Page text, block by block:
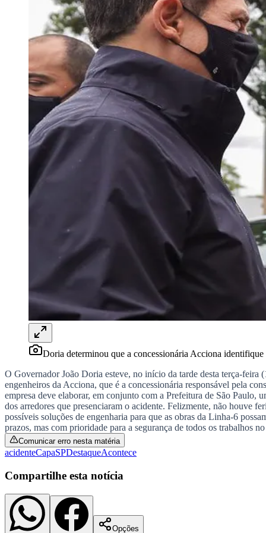
Publicidade Legal
Negócios Regionais
Turismo
Segurança Regional
Hospitais Estaduais
Parques & Represas
Cidades da Região
Santana de ParnaíbaOsasco CarapicuíbaJandira
Pirapora
Para Sua Empresa
Anuncie Regional
Guia de Empresas
Vagas na Região
Hub de Negócios
Guia Comercial
Selo Verificado
Vagas de Emprego
Panorama Econômico
Panorama Econômico
Para Sua Empresa
Anuncie no Portal
Verificar Empresa
Anunciar Vagas
Publicidade Legal
NBA
NFL
Fórmula 1
UFC
Tênis (ATP)
MLB
NHL
Atletismo
Vôlei
Brasileirão Série A
Brasileirão Série B
Paulistão
Doria determinou que a concessionária Acciona
O Governador João Doria esteve, no início da tarde desta terça-
engenheiros da Acciona, que é a concessionária responsável pela
empresa deve elaborar, em conjunto com a Prefeitura de São
dos arredores que presenciaram o acidente. Felizmente, não houve
possíveis soluções de engenharia para que as obras da Linha-6
prazos, mas com prioridade para a segurança de todos os trabalhos
Comunicar erro nesta matéria
acidenteCapaSPDestaqueAcontece
Compartilhe esta notícia
Opções